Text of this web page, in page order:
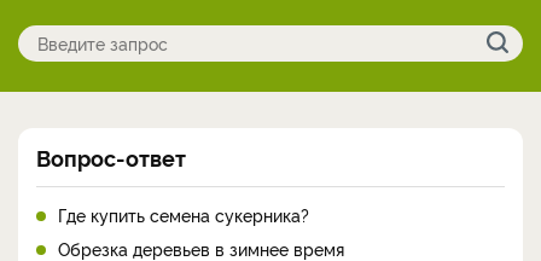
Вопрос-ответ
Где купить семена сукерника?
Обрезка деревьев в зимнее время